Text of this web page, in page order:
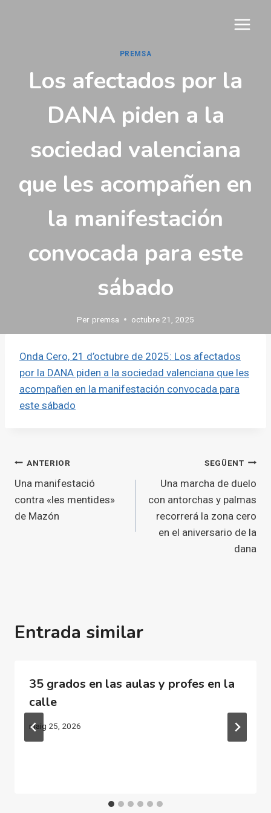
PREMSA
Los afectados por la
DANA piden a la
sociedad valenciana
que les acompañen en
la manifestación
convocada para este
sábado
Per premsa octubre 21, 2025
Onda Cero, 21 d’octubre de 2025: Los afectados
por la DANA piden a la sociedad valenciana que les
acompañen en la manifestación convocada para
este sábado
Navegació
d'entrades
ANTERIOR
Una manifestació
contra «les mentides»
de Mazón
SEGÜENT
Una marcha de duelo
con antorchas y palmas
recorrerá la zona cero
en el aniversario de la
dana
Entrada similar
35 grados en las aulas y profes en la
calle
maig 25, 2026